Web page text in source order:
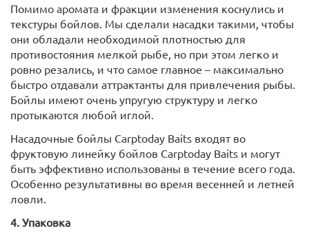
Помимо аромата и фракции изменения коснулись и
текстуры бойлов. Мы сделали насадки такими, чтобы
они обладали необходимой плотностью для
противостояния мелкой рыбе, но при этом легко и
ровно резались, и что самое главное – максимально
быстро отдавали аттрактанты для привлечения рыбы.
Бойлы имеют очень упругую структуру и легко
протыкаются любой иглой.
Насадочные бойлы Carptoday Baits входят во
фруктовую линейку бойлов Carptoday Baits и могут
быть эффективно использованы в течение всего года.
Особенно результативны во время весенней и летней
ловли.
4. Упаковка